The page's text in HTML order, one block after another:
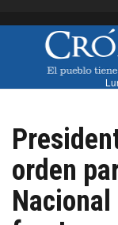
orden